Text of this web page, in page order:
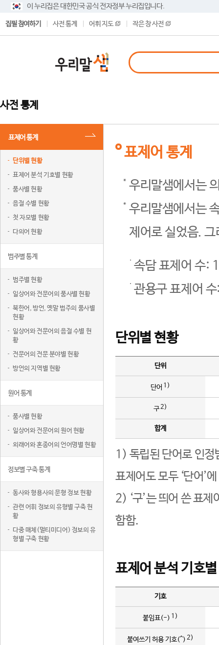
이 누리집은 대한민국 공식 전자정부 누리집입니다.
집필 참여하기 사전 통계 어휘 지도 작은 창 사전
사전 통계
표제어 통계
단위별 현황
표제어 분석 기호별 현황
품사별 현황
음절 수별 현황
첫 자모별 현황
다의어 현황
범주별 통계
범주별 현황
일상어와 전문어의 품사별 현황
북한어, 방언, 옛말 범주의 품사별
현황
일상어와 전문어의 음절 수별 현
황
전문어의 전문 분야별 현황
방언의 지역별 현황
원어 통계
품사별 현황
일상어와 전문어의 원어 현황
외래어와 혼종어의 언어명별 현황
정보별 구축 통계
동사와 형용사의 문형 정보 현황
관련 어휘 정보의 유형별 구축 현
황
다중 매체(멀티미디어) 정보의 유
형별 구축 현황
표제어 통계
우리말샘에서는
우리말샘에서는
제어로 실었음.
속담 표제어 수:
관용구 표제어
단위별 현황
단위
단어 1)
구2)
합계
1) 독립된 단어로 인정
표제어도 모두 ‘단어’
2) ‘구’는 띄어 쓴 표
함함.
표제어 분석 기호
기호
붙임표(-) 1)
붙여쓰기 허용 기호(^) 2)